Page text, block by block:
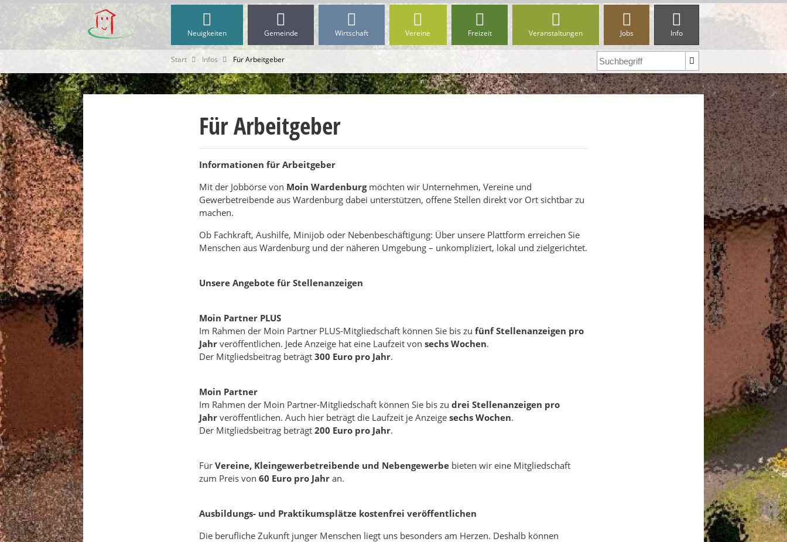
Neuigkeiten Gemeinde Wirtschaft Vereine Freizeit Veranstaltungen Jobs Info
Start Infos Für Arbeitgeber
Für Arbeitgeber
Informationen für Arbeitgeber
Mit der Jobbörse von Moin Wardenburgmöchten wir Unternehmen, Vereine und
Gewerbetreibende aus Wardenburg dabei unterstützen, offene Stellen direkt vor Ort sichtbar zu
machen.
Ob Fachkraft, Aushilfe, Minijob oder Nebenbeschäftigung: Über unsere Plattform erreichen Sie
Menschen aus Wardenburg und der näheren Umgebung – unkompliziert, lokal und zielgerichtet.
Unsere Angebote für Stellenanzeigen
Moin Partner PLUS
Im Rahmen der Moin Partner PLUS-Mitgliedschaft können Sie bis zufünf Stellenanzeigen pro
Jahr veröffentlichen. Jede Anzeige hat eine Laufzeit vonsechs Wochen.
Der Mitgliedsbeitrag beträgt300 Euro pro Jahr.
Moin Partner
Im Rahmen der Moin Partner-Mitgliedschaft können Sie bis zudrei Stellenanzeigen pro
Jahr veröffentlichen. Auch hier beträgt die Laufzeit je Anzeigesechs Wochen.
Der Mitgliedsbeitrag beträgt200 Euro pro Jahr.
FürVereine, Kleingewerbetreibende und Nebengewerbe bieten wir eine Mitgliedschaft
zum Preis von60 Euro pro Jahr an.
Ausbildungs- und Praktikumsplätze kostenfrei veröffentlichen
Die berufliche Zukunft junger Menschen liegt uns besonders am Herzen. Deshalb können